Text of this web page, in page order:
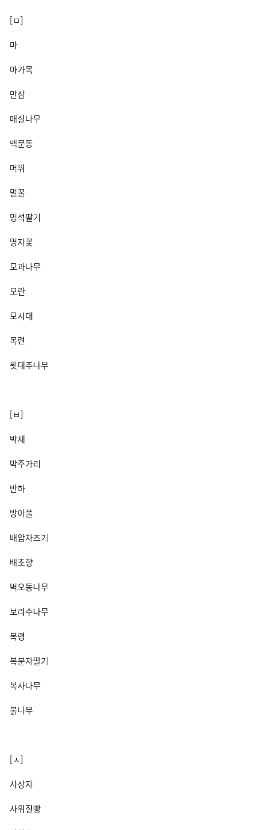
[ㅁ]
마
마가목
만삼
매실나무
맥문동
머위
멀꿀
멍석딸기
명자꽃
모과나무
모란
모시대
목련
묏대추나무
[ㅂ]
박새
박주가리
반하
방아풀
배암차즈기
배초향
벽오동나무
보리수나무
복령
복분자딸기
복사나무
붉나무
[ㅅ]
사상자
사위질빵